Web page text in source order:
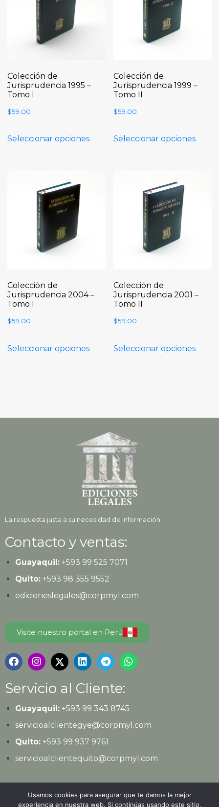
Colección de
Jurisprudencia 1995 –
Tomo I
$59.00
Seleccionar opciones
Colección de
Jurisprudencia 1999 –
Tomo II
$59.00
Seleccionar opciones
Colección de
Jurisprudencia 2004 –
Tomo I
$59.00
Seleccionar opciones
Colección de
Jurisprudencia 2001 –
Tomo II
$59.00
Seleccionar opciones
La respuesta justa a su necesidad de información
Contacto y ventas:
Guayaquil:+593 99 525 7071
Quito:+593 98 355 9552
edicioneslegales@corpmyl.com
Visite nuestro portal en Perú
Servicio al Cliente:
Guayaquil:+593 99 343 8745
servicioalclientegye@corpmyl.com
Quito:+593 99 937 9761
servicioalclientequito@corpmyl.com
Usamos cookies para asegurar que te damos la mejor
experiencia en nuestra web. Si continúas usando este sitio,